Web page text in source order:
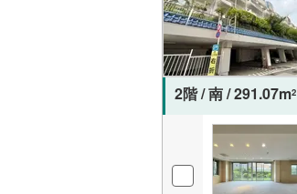
2階 / 南 / 291.07m2